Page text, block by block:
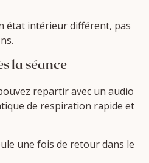
état intérieur différent, pas
la séance
repartir avec un audio
de respiration rapide et
une fois de retour dans le